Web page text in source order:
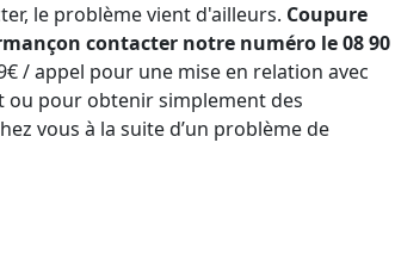
le problème vient d'ailleurs. Coupure
contacter notre numéro le 08 90
/ appel pour une mise en relation avec
ou pour obtenir simplement des
vous à la suite d’un problème de